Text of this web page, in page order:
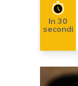
In 30
secondi